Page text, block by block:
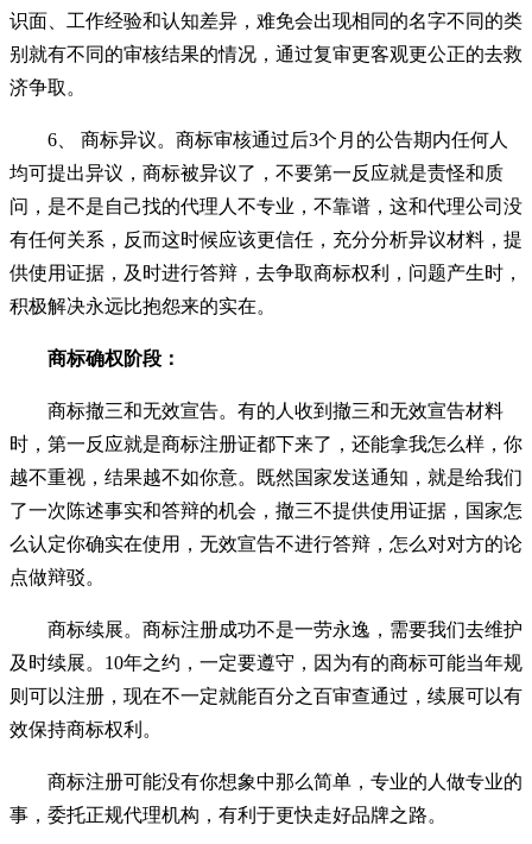
识面、工作经验和认知差异，难免会出现相同的名字不同的类
别就有不同的审核结果的情况，通过复审更客观更公正的去救
济争取。
6、 商标异议。商标审核通过后3个月的公告期内任何人
均可提出异议，商标被异议了，不要第一反应就是责怪和质
问，是不是自己找的代理人不专业，不靠谱，这和代理公司没
有任何关系，反而这时候应该更信任，充分分析异议材料，提
供使用证据，及时进行答辩，去争取商标权利，问题产生时，
积极解决永远比抱怨来的实在。
商标确权阶段：
商标撤三和无效宣告。有的人收到撤三和无效宣告材料
时，第一反应就是商标注册证都下来了，还能拿我怎么样，你
越不重视，结果越不如你意。既然国家发送通知，就是给我们
了一次陈述事实和答辩的机会，撤三不提供使用证据，国家怎
么认定你确实在使用，无效宣告不进行答辩，怎么对对方的论
点做辩驳。
商标续展。商标注册成功不是一劳永逸，需要我们去维护
及时续展。10年之约，一定要遵守，因为有的商标可能当年规
则可以注册，现在不一定就能百分之百审查通过，续展可以有
效保持商标权利。
商标注册可能没有你想象中那么简单，专业的人做专业的
事，委托正规代理机构，有利于更快走好品牌之路。